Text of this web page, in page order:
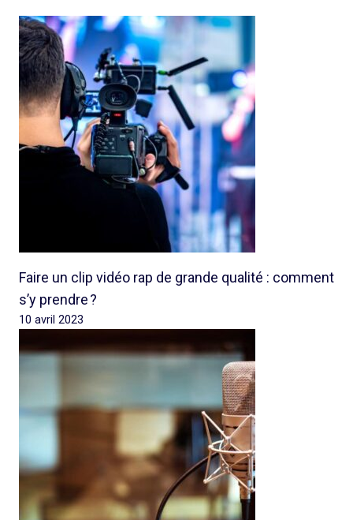
Faire un clip vidéo rap de grande qualité : comment
s’y prendre ?
10 avril 2023